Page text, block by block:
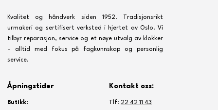
Kvalitet og håndverk siden 1952. Tradisjonsrikt
urmakeri og sertifisert verksted i hjertet av Oslo. Vi
tilbyr reparasjon, service og et nøye utvalg av klokker
– alltid med fokus på fagkunnskap og personlig
service.
Åpningstider
Butikk:
Kontakt oss:
Tlf: 22 42 11 43